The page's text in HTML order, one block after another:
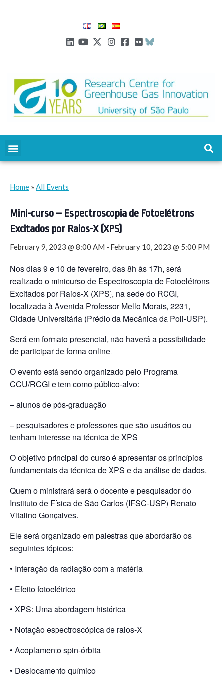
Home » All Events
Mini-curso – Espectroscopia de Fotoelétrons
Excitados por Raios-X (XPS)
February 9, 2023 @ 8:00 AM - February 10, 2023 @ 5:00 PM
Nos dias 9 e 10 de fevereiro, das 8h às 17h, será
realizado o minicurso de Espectroscopia de Fotoelétrons
Excitados por Raios-X (XPS), na sede do RCGI,
localizada à Avenida Professor Mello Morais, 2231,
Cidade Universitária (Prédio da Mecânica da Poli-USP).
Será em formato presencial, não haverá a possibilidade
de participar de forma online.
O evento está sendo organizado pelo Programa
CCU/RCGI e tem como público-alvo:
– alunos de pós-graduação
– pesquisadores e professores que são usuários ou
tenham interesse na técnica de XPS
O objetivo principal do curso é apresentar os princípios
fundamentais da técnica de XPS e da análise de dados.
Quem o ministrará será o docente e pesquisador do
Instituto de Física de São Carlos (IFSC-USP) Renato
Vitalino Gonçalves.
Ele será organizado em palestras que abordarão os
seguintes tópicos:
• Interação da radiação com a matéria
• Efeito fotoelétrico
• XPS: Uma abordagem histórica
• Notação espectroscópica de raios-X
• Acoplamento spin-órbita
• Deslocamento químico